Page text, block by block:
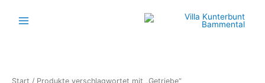
Inhalt
Start / Produkte verschlagwortet mit „Getriebe“
Nach